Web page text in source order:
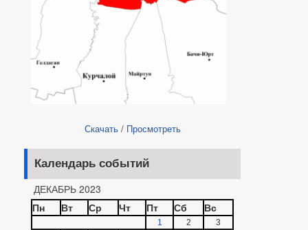
Скачать/ Просмотреть
Календарь событий
ДЕКАБРЬ 2023
Пн
Вт Ср Чт Пт Сб Вс
1 2
3